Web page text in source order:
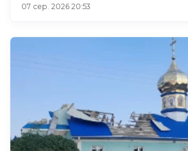
07 сер. 2026 20:53